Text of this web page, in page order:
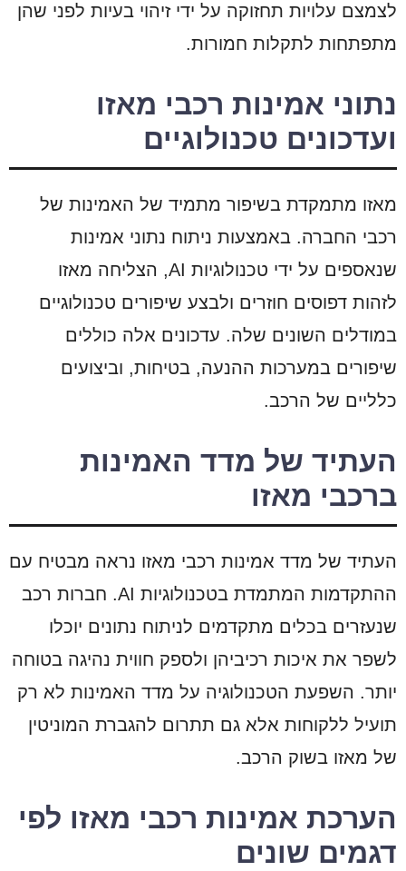
לצמצם עלויות תחזוקה על ידי זיהוי בעיות לפני שהן
מתפתחות לתקלות חמורות.
נתוני אמינות רכבי מאזו
ועדכונים טכנולוגיים
מאזו מתמקדת בשיפור מתמיד של האמינות של
רכבי החברה. באמצעות ניתוח נתוני אמינות
שנאספים על ידי טכנולוגיות AI, הצליחה מאזו
לזהות דפוסים חוזרים ולבצע שיפורים טכנולוגיים
במודלים השונים שלה. עדכונים אלה כוללים
שיפורים במערכות ההנעה, בטיחות, וביצועים
כלליים של הרכב.
העתיד של מדד האמינות
ברכבי מאזו
העתיד של מדד אמינות רכבי מאזו נראה מבטיח עם
ההתקדמות המתמדת בטכנולוגיות AI. חברות רכב
שנעזרים בכלים מתקדמים לניתוח נתונים יוכלו
לשפר את איכות רכיביהן ולספק חווית נהיגה בטוחה
יותר. השפעת הטכנולוגיה על מדד האמינות לא רק
תועיל ללקוחות אלא גם תתרום להגברת המוניטין
של מאזו בשוק הרכב.
הערכת אמינות רכבי מאזו לפי
דגמים שונים